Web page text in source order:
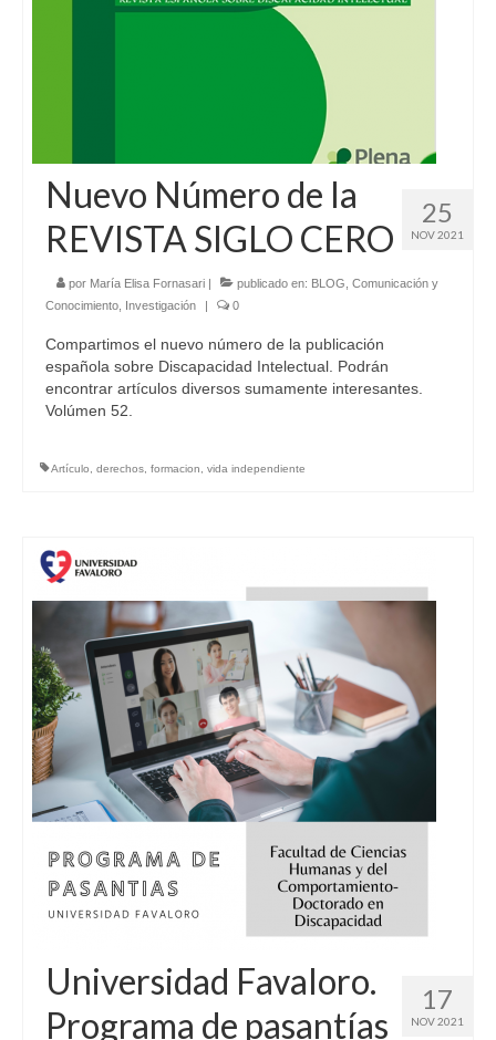
25
NOV 2021
Nuevo Número de la
REVISTA SIGLO CERO
por María Elisa Fornasari publicado en: BLOG Comunicación y
Conocimiento
Investigación 0
Compartimos el nuevo número de la publicación
española sobre Discapacidad Intelectual. Podrán
encontrar artículos diversos sumamente interesantes.
Volúmen 52.
Artículo, derechos, formacion, vida independiente
17
NOV 2021
Universidad Favaloro.
Programa de pasantías